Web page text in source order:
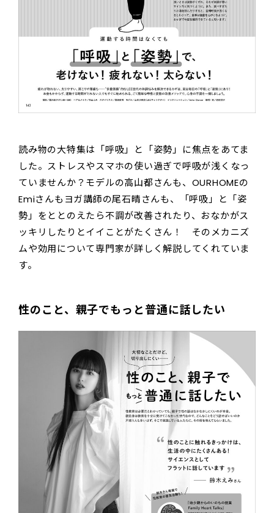
読み物の大特集は「呼吸」と「姿勢」に焦点をあてま
した。ストレスやスマホの使い過ぎで呼吸が浅くなっ
ていませんか？モデルの高山都さんも、OURHOMEの
Emiさんもヨガ講師の尾石晴さんも、「呼吸」と「姿
勢」をととのえたら不調が改善されたり、おなかがス
ッキリしたりとイイことがたくさん！ そのメカニズ
ムや効用について専門家が詳しく解説してくれていま
す。
性のこと、親子でもっと普通に話したい